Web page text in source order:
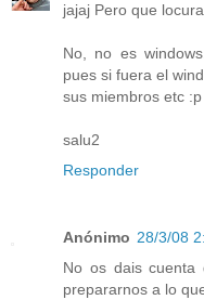
jajaj Pero que
No, no es
pues si fuera el
sus miembros etc :p
salu2
Responder
Anónimo 28/3/08
No os dais cuenta
prepararnos a lo